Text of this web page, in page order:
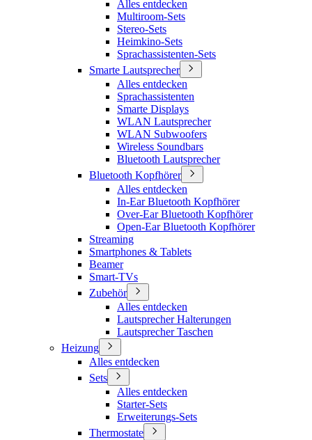
Alles entdecken
Multiroom-Sets
Stereo-Sets
Heimkino-Sets
Sprachassistenten-Sets
Smarte Lautsprecher
Alles entdecken
Sprachassistenten
Smarte Displays
WLAN Lautsprecher
WLAN Subwoofers
Wireless Soundbars
Bluetooth Lautsprecher
Bluetooth Kopfhörer
Alles entdecken
In-Ear Bluetooth Kopfhörer
Over-Ear Bluetooth Kopfhörer
Open-Ear Bluetooth Kopfhörer
Streaming
Smartphones & Tablets
Beamer
Smart-TVs
Zubehör
Alles entdecken
Lautsprecher Halterungen
Lautsprecher Taschen
Heizung
Alles entdecken
Sets
Alles entdecken
Starter-Sets
Erweiterungs-Sets
Thermostate